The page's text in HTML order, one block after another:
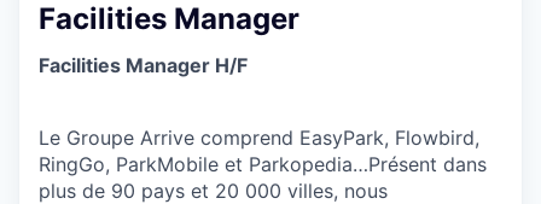
Facilities Manager
Facilities Manager H/F
Le Groupe Arrive comprend EasyPark, Flowbird,
RingGo, ParkMobile et Parkopedia…Présent dans
plus de 90 pays et 20 000 villes, nous